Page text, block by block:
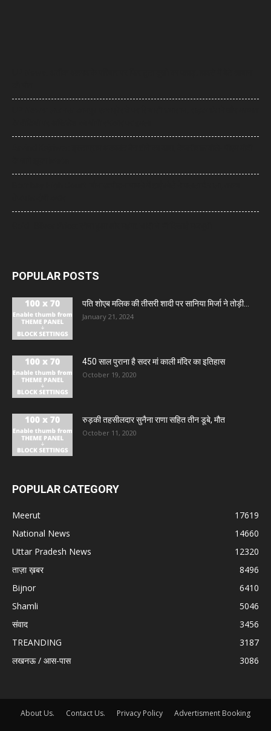
POPULAR POSTS
पति शोएब मलिक की तीसरी शादी पर सानिया मिर्जा ने तोड़ी...
January 21, 2024
450 साल पुराना है सदर मां काली मंदिर का इतिहास
October 19, 2020
रुड़की तहसीलदार सुनैना राणा सहित तीन डूबे, मौत
October 11, 2020
POPULAR CATEGORY
Meerut
17619
National News
14660
Uttar Pradesh News
12320
ताज़ा ख़बर
8496
Bijnor
6410
Shamli
5046
संवाद
3456
TREANDING
3187
लखनऊ / आस-पास
3086
About Us. Contact Us. Privacy Policy Advertisment Booking